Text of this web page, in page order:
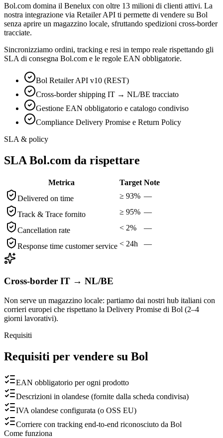
Bol.com domina il Benelux con oltre 13 milioni di clienti attivi. La
nostra integrazione via Retailer API ti permette di vendere su Bol
senza aprire un magazzino locale, sfruttando spedizioni cross-border
tracciate.
Sincronizziamo ordini, tracking e resi in tempo reale rispettando gli
SLA di consegna Bol.com e le regole EAN obbligatorie.
Bol Retailer API v10 (REST)
Cross-border shipping IT → NL/BE tracciato
Gestione EAN obbligatorio e catalogo condiviso
Compliance Delivery Promise e Return Policy
SLA & policy
SLA Bol.com da rispettare
Metrica Target Note
Delivered on time
≥ 93% —
Track & Trace fornito ≥ 95% —
Cancellation rate < 2% —
Response time customer service < 24h —
Cross-border IT → NL/BE
Non serve un magazzino locale: partiamo dai nostri hub italiani con
corrieri europei che rispettano la Delivery Promise di Bol (2–4
giorni lavorativi).
Requisiti
Requisiti per vendere su Bol
EAN obbligatorio per ogni prodotto
Descrizioni in olandese (fornite dalla scheda condivisa)
IVA olandese configurata (o OSS EU)
Corriere con tracking end-to-end riconosciuto da Bol
Come funziona